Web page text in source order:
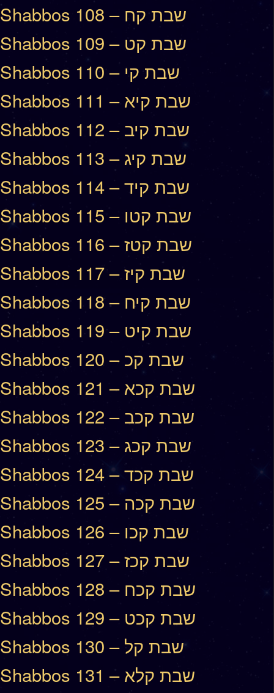
Shabbos 108 – שבת קח
Shabbos 109 – שבת קט
Shabbos 110 – שבת קי
Shabbos 111 – שבת קיא
Shabbos 112 – שבת קיב
Shabbos 113 – שבת קיג
Shabbos 114 – שבת קיד
Shabbos 115 – שבת קטו
Shabbos 116 – שבת קטז
Shabbos 117 – שבת קיז
Shabbos 118 – שבת קיח
Shabbos 119 – שבת קיט
Shabbos 120 – שבת קכ
Shabbos 121 – שבת קכא
Shabbos 122 – שבת קכב
Shabbos 123 – שבת קכג
Shabbos 124 – שבת קכד
Shabbos 125 – שבת קכה
Shabbos 126 – שבת קכו
Shabbos 127 – שבת קכז
Shabbos 128 – שבת קכח
Shabbos 129 – שבת קכט
Shabbos 130 – שבת קל
Shabbos 131 – שבת קלא